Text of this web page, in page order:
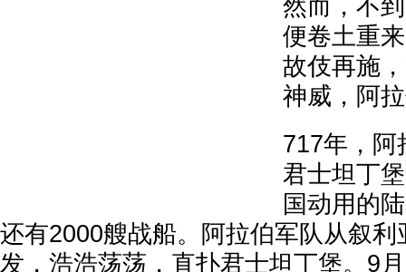
然而，不
便卷土重
故伎再施
神威，阿
717年，阿
君士坦丁
国动用的
还有2000艘战船。阿拉伯军队从叙利
发，浩浩荡荡，直扑君士坦丁堡。9